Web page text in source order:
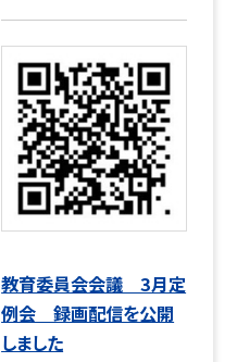
教育委員会会議 3月定
例会 録画配信を公開
しました